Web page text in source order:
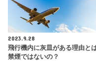
2023.9.28
飛行機内に灰皿がある理由と
禁煙ではないの？